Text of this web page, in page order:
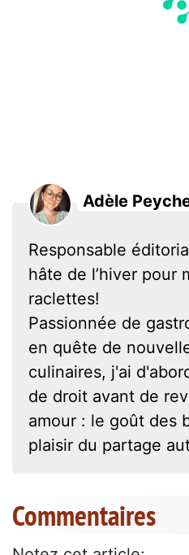
Adèle
Responsable
hâte de l’hiver pour
raclettes!
Passionnée de
en quête de
culinaires, j'ai
de droit avant de
amour : le goût des
plaisir du partage
Commentaires